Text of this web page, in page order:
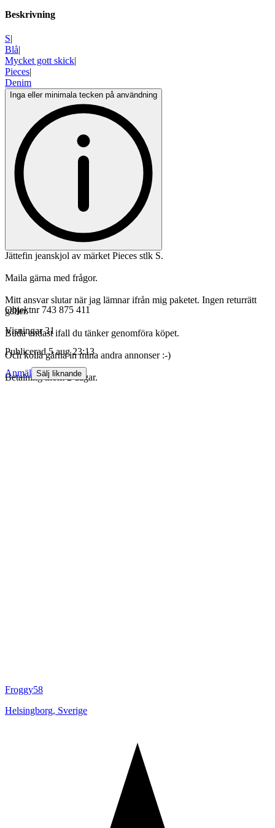
Beskrivning
S|
Blå|
Mycket gott skick|
Pieces|
Denim
Inga eller minimala tecken på användning
Jättefin jeanskjol av märket Pieces stlk S.
Maila gärna med frågor.
Mitt ansvar slutar när jag lämnar ifrån mig paketet. Ingen returrätt
gäller.
Buda endast ifall du tänker genomföra köpet.
Och kolla gärna in mina andra annonser :-)
Betalning inom 2 dagar.
Objektnr 743 875 411
Visningar 31
Publicerad 5 aug 23:13
Anmäl Sälj liknande
Froggy58
Helsingborg, Sverige